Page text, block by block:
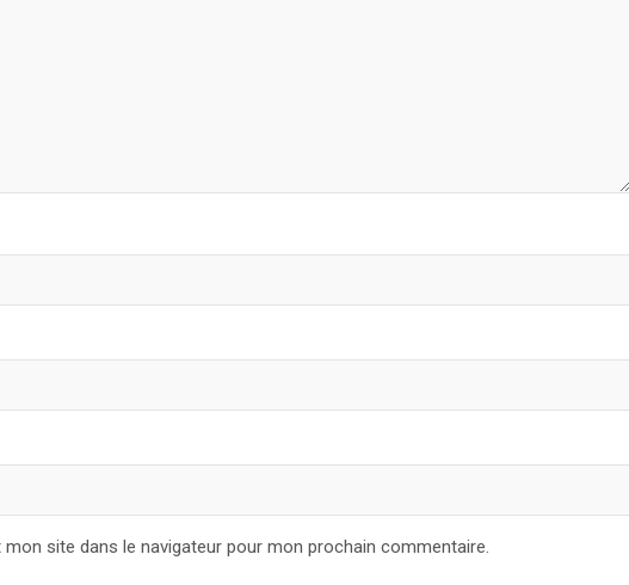
site dans le navigateur pour mon prochain commentaire.